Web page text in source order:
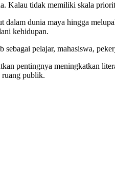
Kalau tidak memiliki skala
dunia maya hingga
kehidupan.
pelajar, mahasiswa,
pentingnya meningkatkan
ruang publik.